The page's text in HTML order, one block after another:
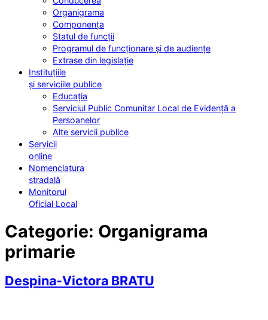
Organigrama
Componența
Statul de funcții
Programul de funcționare și de audiențe
Extrase din legislație
Instituțiile
și serviciile publice
Educația
Serviciul Public Comunitar Local de Evidență a
Persoanelor
Alte servicii publice
Servicii
online
Nomenclatura
stradală
Monitorul
Oficial Local
Categorie: Organigrama
primarie
Despina-Victora BRATU